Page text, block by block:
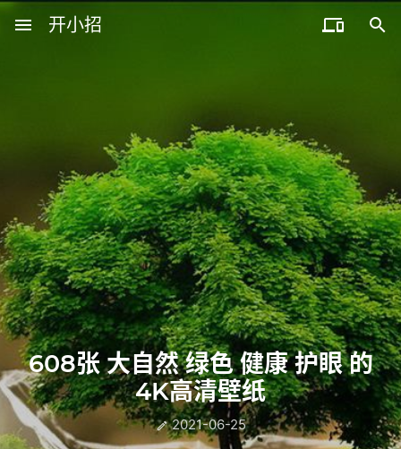
menu 开小招  
608张 大自然 绿色 健康 护眼 的
4K高清壁纸
2021-06-25
08月06日，农历六月廿四，星期四!
08月05日，农历六月廿三，星期三!
08月04日，农历六月廿二，星期二!
08月03日，农历六月廿一，星期一!
08月02日，农历六月二十，星期日!